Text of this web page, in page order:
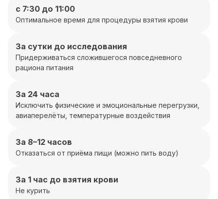
с 7:30 до 11:00
Оптимальное время для процедуры взятия крови
За сутки до исследования
Придерживаться сложившегося повседневного
рациона питания
За 24 часа
Исключить физические и эмоциональные перегрузки,
авиаперелёты, температурные воздействия
За 8–12 часов
Отказаться от приёма пищи (можно пить воду)
За 1 час до взятия крови
Не курить